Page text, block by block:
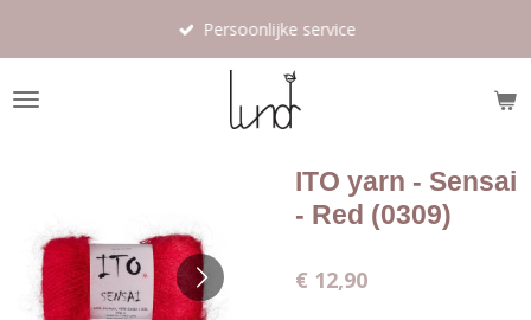
de
Persoonlijke service
ITO yarn - Sensai
- Red (0309)
€ 12,90